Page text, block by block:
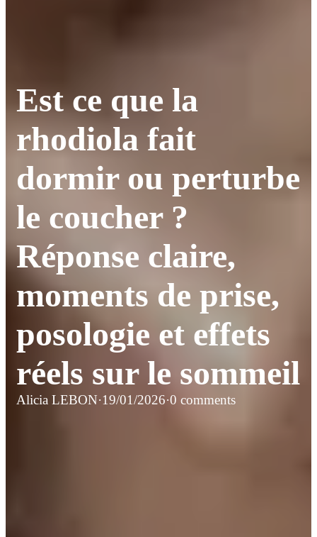
Est ce que la
rhodiola fait
dormir ou perturbe
le coucher ?
Réponse claire,
moments de prise,
posologie et effets
réels sur le sommeil
Alicia LEBON·19/01/2026·0 comments